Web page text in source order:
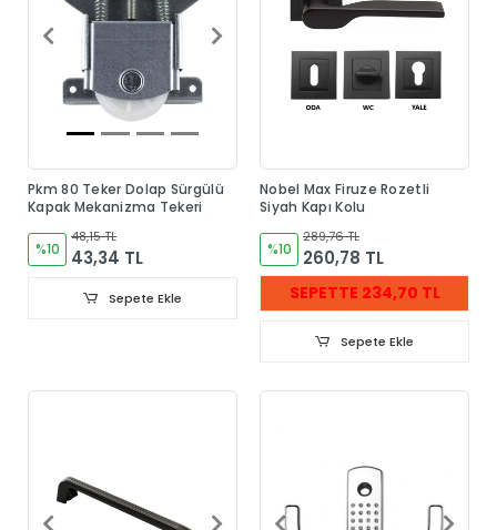
Pkm 80 Teker Dolap Sürgülü
Kapak Mekanizma Tekeri
%10
48,15 TL
43,34 TL
Sepete Ekle
Nobel Max Firuze Rozetli
Siyah Kapı Kolu
%10
289,76 TL
260,78 TL
SEPETTE 234,70 TL
Sepete Ekle